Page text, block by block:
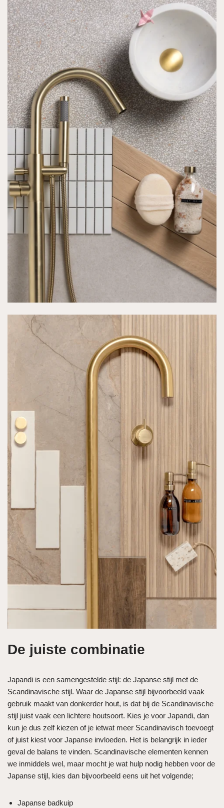
De juiste combinatie
Japandi is een samengestelde stijl: de Japanse stijl met de
Scandinavische stijl. Waar de Japanse stijl bijvoorbeeld vaak
gebruik maakt van donkerder hout, is dat bij de Scandinavische
stijl juist vaak een lichtere houtsoort. Kies je voor Japandi, dan
kun je dus zelf kiezen of je ietwat meer Scandinavisch toevoegt
of juist kiest voor Japanse invloeden. Het is belangrijk in ieder
geval de balans te vinden. Scandinavische elementen kennen
we inmiddels wel, maar mocht je wat hulp nodig hebben voor de
Japanse stijl, kies dan bijvoorbeeld eens uit het volgende;
Japanse badkuip